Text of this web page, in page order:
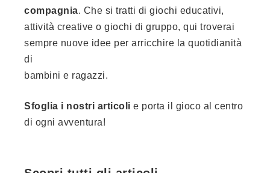
compagnia. Che si tratti di giochi educativi,
attività creative o giochi di gruppo, qui troverai
sempre nuove idee per arricchire la quotidianità
di
bambini e ragazzi.
Sfoglia i nostri articoli e porta il gioco al centro
di ogni avventura!